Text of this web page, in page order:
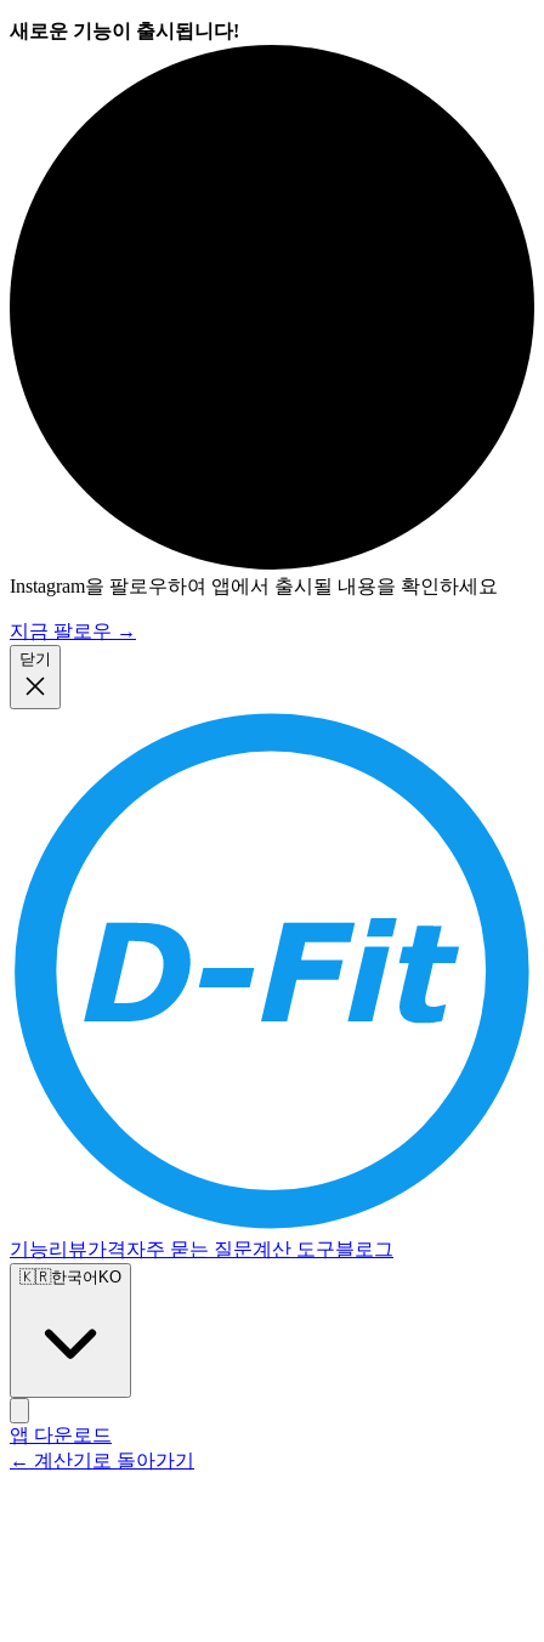
새로운 기능이 출시됩니다!
Instagram을 팔로우하여 앱에서 출시될 내용을 확인하세요
지금 팔로우 →
닫기
기능리뷰가격자주 묻는 질문계산 도구블로그
🇰🇷한국어 KO
앱 다운로드
← 계산기로 돌아가기